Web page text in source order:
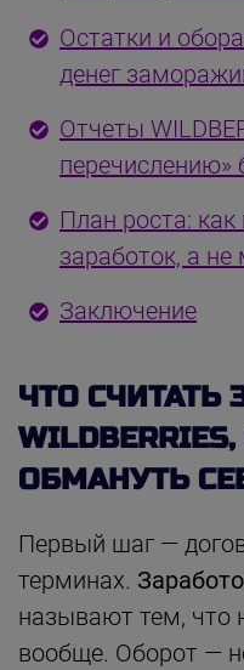
Остатки и
денег
Отчеты
перечислению»
План роста:
заработок, а не
Заключение
ЧТО СЧИТАТЬ
ОБМАНУТЬ
Первый шаг —
терминах.
называют тем, что
вообще. Оборот —